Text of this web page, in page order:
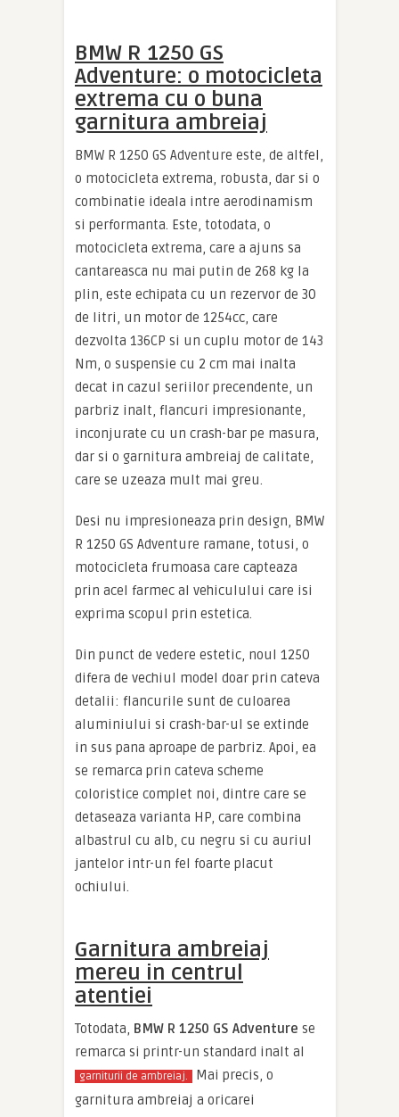
BMW R 1250 GS
Adventure: o motocicleta
extrema cu o buna
garnitura ambreiaj
BMW R 1250 GS Adventure este, de altfel,
o motocicleta extrema, robusta, dar si o
combinatie ideala intre aerodinamism
si performanta. Este, totodata, o
motocicleta extrema, care a ajuns sa
cantareasca nu mai putin de 268 kg la
plin, este echipata cu un rezervor de 30
de litri, un motor de 1254cc, care
dezvolta 136CP si un cuplu motor de 143
Nm, o suspensie cu 2 cm mai inalta
decat in cazul seriilor precendente, un
parbriz inalt, flancuri impresionante,
inconjurate cu un crash-bar pe masura,
dar si o garnitura ambreiaj de calitate,
care se uzeaza mult mai greu.
Desi nu impresioneaza prin design, BMW
R 1250 GS Adventure ramane, totusi, o
motocicleta frumoasa care capteaza
prin acel farmec al vehiculului care isi
exprima scopul prin estetica.
Din punct de vedere estetic, noul 1250
difera de vechiul model doar prin cateva
detalii: flancurile sunt de culoarea
aluminiului si crash-bar-ul se extinde
in sus pana aproape de parbriz. Apoi, ea
se remarca prin cateva scheme
coloristice complet noi, dintre care se
detaseaza varianta HP, care combina
albastrul cu alb, cu negru si cu auriul
jantelor intr-un fel foarte placut
ochiului.
Garnitura ambreiaj
mereu in centrul
atentiei
Totodata, BMW R 1250 GS Adventure se
remarca si printr-un standard inalt al
garniturii de ambreiaj.
Mai precis, o
garnitura ambreiaj a oricarei